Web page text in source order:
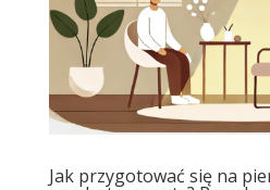
Jak przygotować się na